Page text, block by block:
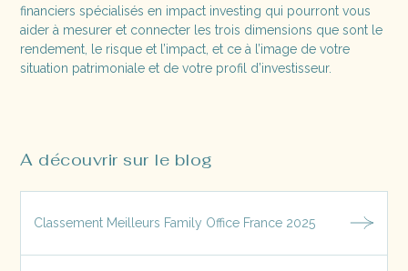
financiers spécialisés en impact investing qui pourront vous
aider à mesurer et connecter les trois dimensions que sont le
rendement, le risque et l’impact, et ce à l’image de votre
situation patrimoniale et de votre profil d’investisseur.
A découvrir sur le blog
Classement Meilleurs Family Office France 2025